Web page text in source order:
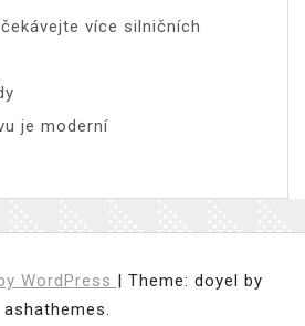
více silničních
je moderní
WordPress | Theme: doyel by
ashathemes.